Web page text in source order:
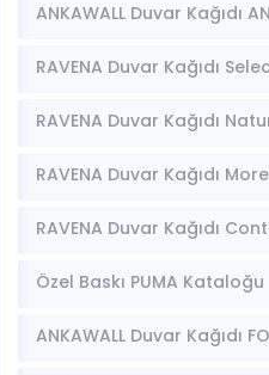
ANKAWALL Duvar Kağıdı
Kataloğu
RAVENA Duvar Kağıdı
Kataloğu
RAVENA Duvar Kağıdı
Kataloğu
RAVENA Duvar Kağıdı More
Kataloğu
RAVENA Duvar Kağıdı
Kataloğu
Özel Baskı PUMA Kataloğu
ANKAWALL Duvar Kağıdı